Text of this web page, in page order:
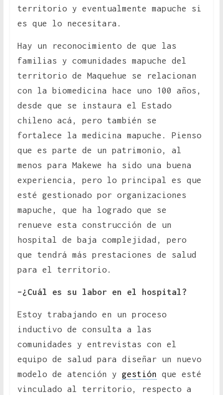
territorio y eventualmente mapuche si
es que lo necesitara.
Hay un reconocimiento de que las
familias y comunidades mapuche del
territorio de Maquehue se relacionan
con la biomedicina hace uno 100 años,
desde que se instaura el Estado
chileno acá, pero también se
fortalece la medicina mapuche. Pienso
que es parte de un patrimonio, al
menos para Makewe ha sido una buena
experiencia, pero lo principal es que
esté gestionado por organizaciones
mapuche, que ha logrado que se
renueve esta construcción de un
hospital de baja complejidad, pero
que tendrá más prestaciones de salud
para el territorio.
–¿Cuál es su labor en el hospital?
Estoy trabajando en un proceso
inductivo de consulta a las
comunidades y entrevistas con el
equipo de salud para diseñar un nuevo
modelo de atención y gestión que esté
vinculado al territorio, respecto a